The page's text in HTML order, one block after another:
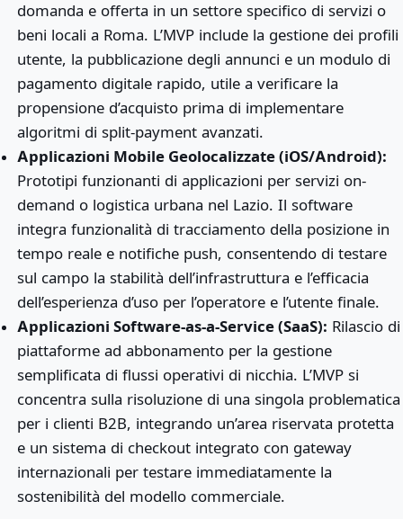
domanda e offerta in un settore specifico di servizi o
beni locali a Roma. L’MVP include la gestione dei profili
utente, la pubblicazione degli annunci e un modulo di
pagamento digitale rapido, utile a verificare la
propensione d’acquisto prima di implementare
algoritmi di split-payment avanzati.
Applicazioni Mobile Geolocalizzate (iOS/Android):
Prototipi funzionanti di applicazioni per servizi on-
demand o logistica urbana nel Lazio. Il software
integra funzionalità di tracciamento della posizione in
tempo reale e notifiche push, consentendo di testare
sul campo la stabilità dell’infrastruttura e l’efficacia
dell’esperienza d’uso per l’operatore e l’utente finale.
Applicazioni Software-as-a-Service (SaaS): Rilascio di
piattaforme ad abbonamento per la gestione
semplificata di flussi operativi di nicchia. L’MVP si
concentra sulla risoluzione di una singola problematica
per i clienti B2B, integrando un’area riservata protetta
e un sistema di checkout integrato con gateway
internazionali per testare immediatamente la
sostenibilità del modello commerciale.